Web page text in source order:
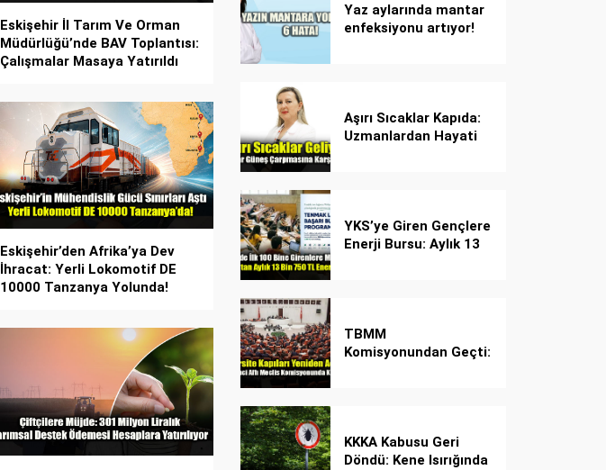
Eskişehir İl Tarım Ve Orman
Müdürlüğü’nde BAV Toplantısı:
Çalışmalar Masaya Yatırıldı
Eskişehir’den Afrika’ya Dev
İhracat: Yerli Lokomotif DE
10000 Tanzanya Yolunda!
Yaz aylarında mantar
enfeksiyonu artıyor!
Aşırı Sıcaklar Kapıda:
Uzmanlardan Hayati
YKS’ye Giren Gençlere
Enerji Bursu: Aylık 13
TBMM
Komisyonundan Geçti:
KKKA Kabusu Geri
Döndü: Kene Isırığında